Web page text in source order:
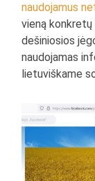
naudojamus
vieną
dešiniosios
naudojamas
lietuviškame